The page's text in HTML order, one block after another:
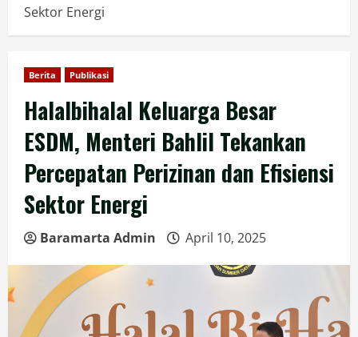
Sektor Energi
Berita Publikasi
Halalbihalal Keluarga Besar
ESDM, Menteri Bahlil Tekankan
Percepatan Perizinan dan Efisiensi
Sektor Energi
Baramarta Admin April 10, 2025